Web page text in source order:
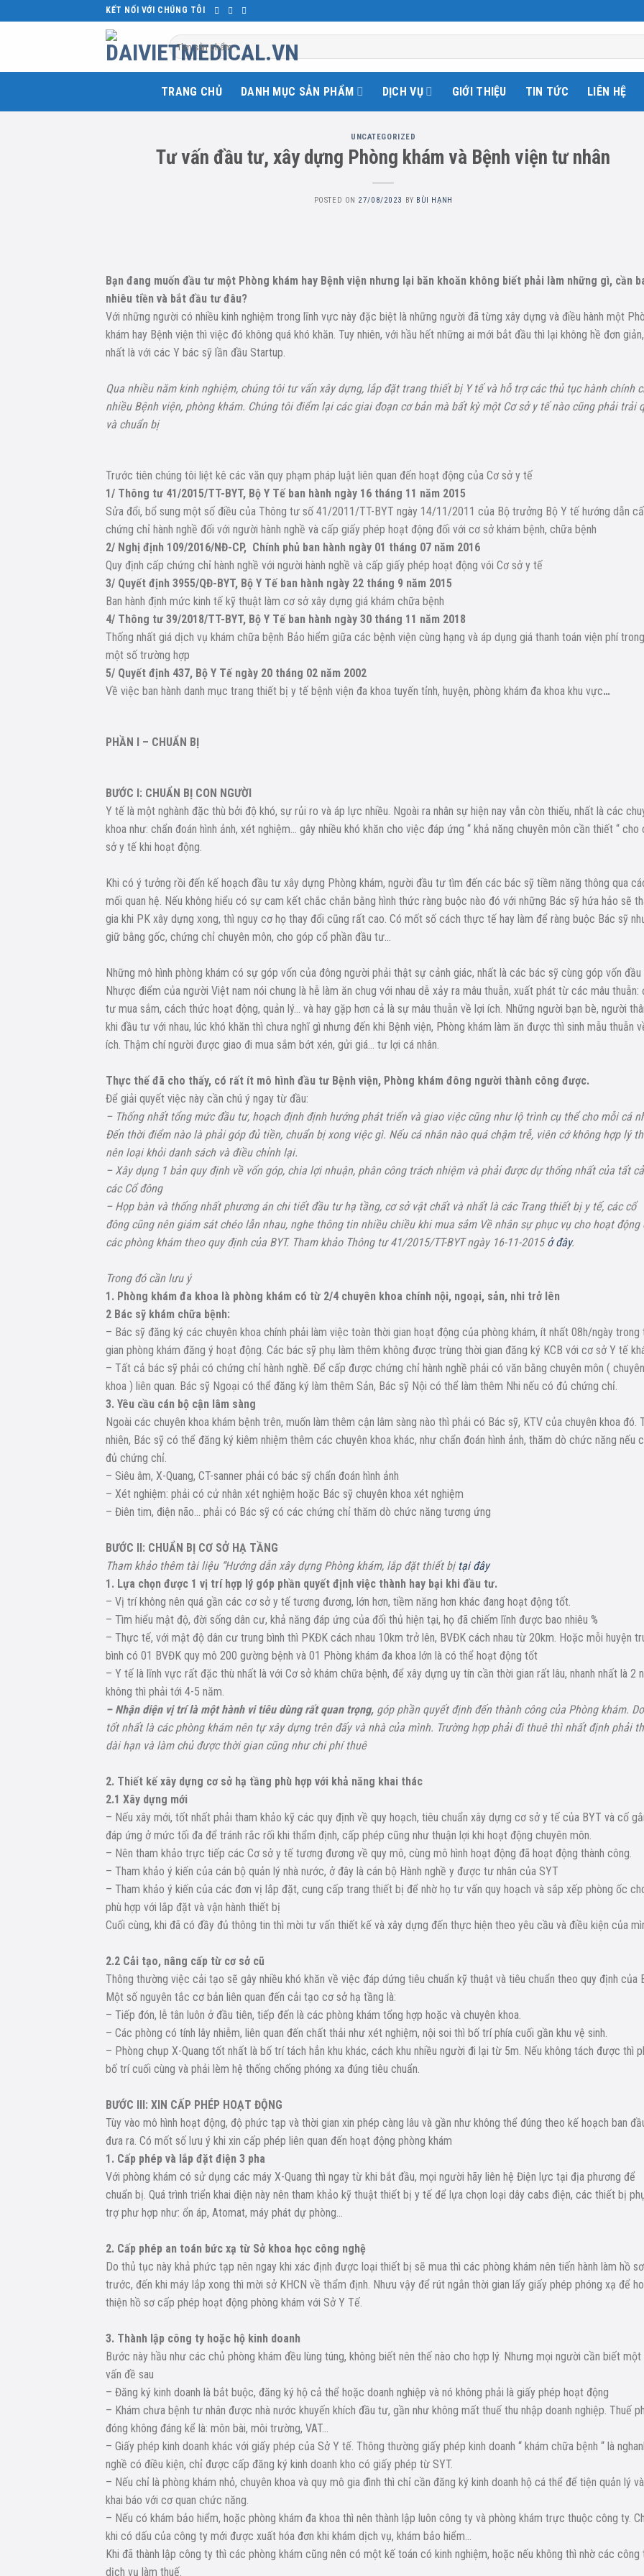
to
KẾT NỐI VỚI CHÚNG TÔI
Tìm
kiếm:
TRANG CHỦ DANH MỤC SẢN PHẨM DỊCH VỤ GIỚI THIỆU TIN TỨC LIÊN HỆ
UNCATEGORIZED
Tư vấn đầu tư, xây dựng Phòng khám và Bệnh viện tư nhân
POSTED ON 27/08/2023 BY BÙI HẠNH
Bạn đang muốn đầu tư một Phòng khám hay Bệnh viện nhưng lại băn khoăn không biết phải làm những gì, cần
nhiêu tiền và bắt đầu tư đâu?
Với những người có nhiều kinh nghiệm trong lĩnh vực này đặc biệt là những người đã từng xây dựng và điều hành một
khám hay Bệnh viện thì việc đó không quá khó khăn. Tuy nhiên, với hầu hết những ai mới bắt đầu thì lại không hề đơn giản,
nhất là với các Y bác sỹ lần đầu Startup.
Qua nhiều năm kinh nghiệm, chúng tôi tư vấn xây dựng, lắp đặt trang thiết bị Y tế và hỗ trợ các thủ tục hành chính
nhiều Bệnh viện, phòng khám. Chúng tôi điểm lại các giai đoạn cơ bản mà bất kỳ một Cơ sở y tế nào cũng phải trải
và chuẩn bị
Trước tiên chúng tôi liệt kê các văn quy phạm pháp luật liên quan đến hoạt động của Cơ sở y tế
1/ Thông tư 41/2015/TT-BYT, Bộ Y Tế ban hành ngày 16 tháng 11 năm 2015
Sửa đổi, bổ sung một số điều của Thông tư số 41/2011/TT-BYT ngày 14/11/2011 của Bộ trưởng Bộ Y tế hướng dẫn
chứng chỉ hành nghề đối với người hành nghề và cấp giấy phép hoạt động đối với cơ sở khám bệnh, chữa bệnh
2/ Nghị định 109/2016/NĐ-CP, Chính phủ ban hành ngày 01 tháng 07 năm 2016
Quy định cấp chứng chỉ hành nghề với người hành nghề và cấp giấy phép hoạt động vói Cơ sở y tế
3/ Quyết định 3955/QĐ-BYT, Bộ Y Tế ban hành ngày 22 tháng 9 năm 2015
Ban hành định mức kinh tế kỹ thuật làm cơ sở xây dựng giá khám chữa bệnh
4/ Thông tư 39/2018/TT-BYT, Bộ Y Tế ban hành ngày 30 tháng 11 năm 2018
Thống nhất giá dịch vụ khám chữa bệnh Bảo hiểm giữa các bệnh viện cùng hạng và áp dụng giá thanh toán viện phí trong
một số trường hợp
5/ Quyết định 437, Bộ Y Tế ngày 20 tháng 02 năm 2002
Về việc ban hành danh mục trang thiết bị y tế bệnh viện đa khoa tuyến tỉnh, huyện, phòng khám đa khoa khu vực…
PHẦN I – CHUẨN BỊ
BƯỚC I: CHUẨN BỊ CON NGƯỜI
Y tế là một nghành đặc thù bởi độ khó, sự rủi ro và áp lực nhiều. Ngoài ra nhân sự hiện nay vẫn còn thiếu, nhất là các
khoa như: chẩn đoán hình ảnh, xét nghiệm… gây nhiều khó khăn cho việc đáp ứng “ khả năng chuyên môn cần thiết “ cho
sở y tế khi hoạt động.
Khi có ý tưởng rồi đến kế hoạch đầu tư xây dựng Phòng khám, người đầu tư tìm đến các bác sỹ tiềm năng thông qua
mối quan hệ. Nếu không hiểu có sự cam kết chắc chắn bằng hình thức ràng buộc nào đó với những Bác sỹ hứa hảo sẽ
gia khi PK xây dựng xong, thì nguy cơ họ thay đổi cũng rất cao. Có mốt số cách thực tế hay làm để ràng buộc Bác sỹ
giữ bằng gốc, chứng chỉ chuyên môn, cho góp cổ phần đầu tư…
Những mô hình phòng khám có sự góp vốn của đông người phải thật sự cảnh giác, nhất là các bác sỹ cùng góp vốn đầu
Nhược điểm của người Việt nam nói chung là hễ làm ăn chug với nhau dễ xảy ra mâu thuẫn, xuất phát từ các mâu thuẫn:
tư mua sắm, cách thức hoạt động, quản lý… và hay gặp hơn cả là sự mâu thuẫn về lợi ích. Những người bạn bè, người
khi đầu tư với nhau, lúc khó khăn thì chưa nghĩ gì nhưng đến khi Bệnh viện, Phòng khám làm ăn được thì sinh mẫu thuẫn
ích. Thậm chí người được giao đi mua sắm bớt xén, gửi giá… tư lợi cá nhân.
Thực thế đã cho thấy, có rất ít mô hình đầu tư Bệnh viện, Phòng khám đông người thành công được.
Để giải quyết việc này cần chú ý ngay từ đầu:
– Thống nhất tổng mức đầu tư, hoạch định định hướng phát triển và giao việc cũng như lộ trình cụ thể cho mỗi cá
Đến thời điểm nào là phải góp đủ tiền, chuẩn bị xong việc gì. Nếu cá nhân nào quá chậm trễ, viên cớ không hợp lý
nên loại khỏi danh sách và điều chỉnh lại.
– Xây dụng 1 bản quy định về vốn góp, chia lợi nhuận, phân công trách nhiệm và phải được dự thống nhất của tất cả
các Cổ đông
– Họp bàn và thống nhất phương án chi tiết đầu tư hạ tầng, cơ sở vật chất và nhất là các Trang thiết bị y tế, các cổ
đông cũng nên giám sát chéo lẫn nhau, nghe thông tin nhiều chiều khi mua sắm Về nhân sự phục vụ cho hoạt động
các phòng khám theo quy định của BYT. Tham khảo Thông tư 41/2015/TT-BYT ngày 16-11-2015ở đây.
Trong đó cần lưu ý
1. Phòng khám đa khoa là phòng khám có từ 2/4 chuyên khoa chính nội, ngoại, sản, nhi trở lên
2 Bác sỹ khám chữa bệnh:
– Bác sỹ đăng ký các chuyên khoa chính phải làm việc toàn thời gian hoạt động của phòng khám, ít nhất 08h/ngày trong
gian phòng khám đăng ý hoạt động. Các bác sỹ phụ làm thêm không được trùng thời gian đăng ký KCB với cơ sở Y tế
– Tất cả bác sỹ phải có chứng chỉ hành nghề. Để cấp được chứng chỉ hành nghề phải có văn bằng chuyên môn ( chuyên
khoa ) liên quan. Bác sỹ Ngoại có thể đăng ký làm thêm Sản, Bác sỹ Nội có thể làm thêm Nhi nếu có đủ chứng chỉ.
3. Yêu cầu cán bộ cận lâm sàng
Ngoài các chuyên khoa khám bệnh trên, muốn làm thêm cận lâm sàng nào thì phải có Bác sỹ, KTV của chuyên khoa đó.
nhiên, Bác sỹ có thể đăng ký kiêm nhiệm thêm các chuyên khoa khác, như chẩn đoán hình ảnh, thăm dò chức năng nếu
đủ chứng chỉ.
– Siêu âm, X-Quang, CT-sanner phải có bác sỹ chẩn đoán hình ảnh
– Xét nghiệm: phải có cử nhân xét nghiệm hoặc Bác sỹ chuyên khoa xét nghiệm
– Điên tim, điện não… phải có Bác sỹ có các chứng chỉ thăm dò chức năng tương ứng
BƯỚC II: CHUẨN BỊ CƠ SỞ HẠ TẦNG
Tham khảo thêm tài liệu “Hướng dẫn xây dựng Phòng khám, lắp đặt thiết bị tại đây
1. Lựa chọn được 1 vị trí hợp lý góp phần quyết định việc thành hay bại khi đầu tư.
– Vị trí không nên quá gần các cơ sở y tế tương đương, lớn hơn, tiềm năng hơn khác đang hoạt động tốt.
– Tìm hiểu mật độ, đời sống dân cư, khả năng đáp ứng của đối thủ hiện tại, họ đã chiếm lĩnh được bao nhiêu %
– Thực tế, với mật độ dân cư trung bình thì PKĐK cách nhau 10km trở lên, BVĐK cách nhau từ 20km. Hoặc mỗi huyện
bình có 01 BVĐK quy mô 200 gường bệnh và 01 Phòng khám đa khoa lớn là có thể hoạt động tốt
– Y tế là lĩnh vực rất đặc thù nhất là với Cơ sở khám chữa bệnh, để xây dựng uy tín cần thời gian rất lâu, nhanh nhất là 2
không thì phải tới 4-5 năm.
– Nhận diện vị trí là một hành vi tiêu dùng rất quan trọng, góp phần quyết định đến thành công của Phòng khám.
tốt nhất là các phòng khám nên tự xây dựng trên đấy và nhà của mình. Trường hợp phải đi thuê thì nhất định phải
dài hạn và làm chủ được thời gian cũng như chi phí thuê
2. Thiết kế xây dựng cơ sở hạ tầng phù hợp với khả năng khai thác
2.1 Xây dựng mới
– Nếu xây mới, tốt nhất phải tham khảo kỹ các quy định về quy hoạch, tiêu chuẩn xây dựng cơ sở y tế của BYT và cố
đáp ứng ở mức tối đa để tránh rắc rối khi thẩm định, cấp phép cũng như thuận lợi khi hoạt động chuyên môn.
– Nên tham khảo trực tiếp các Cơ sở y tế tương đương về quy mô, cùng mô hình hoạt động đã hoạt động thành công.
– Tham khảo ý kiến của cán bộ quản lý nhà nước, ở đây là cán bộ Hành nghề y được tư nhân của SYT
– Tham khảo ý kiến của các đơn vị lắp đặt, cung cấp trang thiết bị để nhờ họ tư vấn quy hoạch và sắp xếp phòng ốc
phù hợp với lắp đặt và vận hành thiết bị
Cuối cùng, khi đã có đầy đủ thông tin thì mời tư vấn thiết kế và xây dựng đến thực hiện theo yêu cầu và điều kiện của
2.2 Cải tạo, nâng cấp từ cơ sở cũ
Thông thường việc cải tạo sẽ gây nhiều khó khăn về việc đáp dứng tiêu chuẩn kỹ thuật và tiêu chuẩn theo quy định của
Một số nguyên tắc cơ bản liên quan đến cải tạo cơ sở hạ tầng là:
– Tiếp đón, lễ tân luôn ở đầu tiên, tiếp đến là các phòng khám tổng hợp hoặc và chuyên khoa.
– Các phòng có tính lây nhiễm, liên quan đến chất thải như xét nghiệm, nội soi thì bố trí phía cuối gần khu vệ sinh.
– Phòng chụp X-Quang tốt nhất là bố trí tách hẳn khu khác, cách khu nhiều người đi lại từ 5m. Nếu không tách được thì
bố trí cuối cùng và phải lèm hệ thống chống phóng xa đúng tiêu chuẩn.
BƯỚC III: XIN CẤP PHÉP HOẠT ĐỘNG
Tùy vào mô hình hoạt động, độ phức tạp và thời gian xin phép càng lâu và gần như không thể đúng theo kế hoạch ban
đưa ra. Có mốt số lưu ý khi xin cấp phép liên quan đến hoạt động phòng khám
1. Cấp phép và lắp đặt điện 3 pha
Với phòng khám có sử dụng các máy X-Quang thì ngay từ khi bắt đầu, mọi người hãy liên hệ Điện lực tại địa phương để
chuẩn bị. Quá trình triển khai điện này nên tham khảo kỹ thuật thiết bị y tế để lựa chọn loại dây cabs điện, các thiết bị
trợ phư hợp như: ổn áp, Atomat, máy phát dự phòng…
2. Cấp phép an toán bức xạ từ Sở khoa học công nghệ
Do thủ tục này khả phức tạp nên ngay khi xác định được loại thiết bị sẽ mua thì các phòng khám nên tiến hành làm hồ sơ
trước, đến khi máy lắp xong thì mời sở KHCN về thẩm định. Nhưu vậy để rút ngắn thời gian lấy giấy phép phóng xạ để
thiện hồ sơ cấp phép hoạt động phòng khám với Sở Y Tế.
3. Thành lập công ty hoặc hộ kinh doanh
Bước này hầu như các chủ phòng khám đều lùng túng, không biết nên thế nào cho hợp lý. Nhưng mọi người cần biết một
vấn đề sau
– Đăng ký kinh doanh là bắt buộc, đăng ký hộ cả thể hoặc doanh nghiệp và nó không phải là giấy phép hoạt động
– Khám chưa bệnh tư nhân được nhà nước khuyến khích đầu tư, gần như không mất thuế thu nhập doanh nghiệp. Thuế
đóng không đáng kể là: môn bài, môi trường, VAT…
– Giấy phép kinh doanh khác với giấy phép của Sở Y tế. Thông thường giấy phép kinh doanh “ khám chữa bệnh “ là
nghề có điều kiện, chỉ được cấp đăng ký kinh doanh kho có giấy phép từ SYT.
– Nếu chỉ là phòng khám nhỏ, chuyên khoa và quy mô gia đình thì chỉ cần đăng ký kinh doanh hộ cá thể để tiện quản lý và
khai báo với cơ quan chức năng.
– Nếu có khám bảo hiểm, hoặc phòng khám đa khoa thì nên thành lập luôn công ty và phòng khám trực thuộc công ty.
khi có dấu của công ty mới được xuất hóa đơn khi khám dịch vụ, khám bảo hiểm…
Khi đã thành lập công ty thì các phòng khám cũng nên có một kế toán có kinh nghiệm, hoặc nếu không thì nhờ các công
dịch vụ làm thuế.